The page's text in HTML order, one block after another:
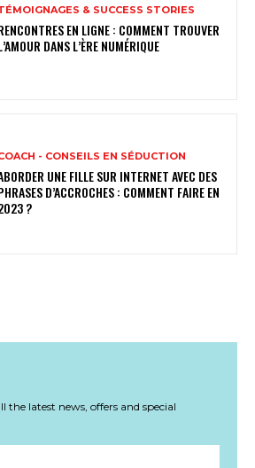
& SUCCESS STORIES
EN LIGNE : COMMENT TROUVER
DANS L’ÈRE NUMÉRIQUE
- CONSEILS EN SÉDUCTION
UNE FILLE SUR INTERNET AVEC DES
D’ACCROCHES : COMMENT FAIRE EN
?
the latest news, offers and special